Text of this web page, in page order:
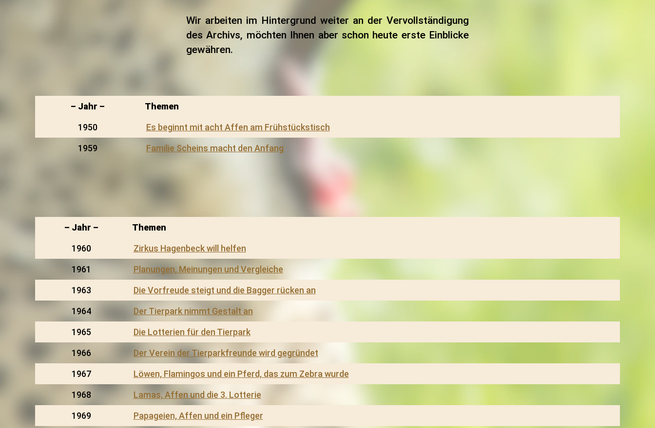
Wir arbeiten im Hintergrund weiter an der Vervollständigung
des Archivs, möchten Ihnen aber schon heute erste Einblicke
gewähren.
– Jahr – Themen
1950 Es beginnt mit acht Affen am Frühstückstisch
1959 Familie Scheins macht den Anfang
– Jahr – Themen
1960 Zirkus Hagenbeck will helfen
1961 Planungen, Meinungen und Vergleiche
1963 Die Vorfreude steigt und die Bagger rücken an
1964 Der Tierpark nimmt Gestalt an
1965 Die Lotterien für den Tierpark
1966 Der Verein der Tierparkfreunde wird gegründet
1967 Löwen, Flamingos und ein Pferd, das zum Zebra wurde
1968 Lamas, Affen und die 3. Lotterie
1969 Papageien, Affen und ein Pfleger